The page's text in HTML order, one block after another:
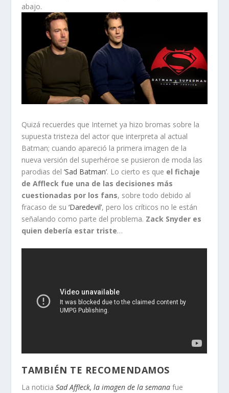
abajo.
Quizá recuerdes que Internet ya hizo bromas sobre la
supuesta tristeza del actor que interpreta al actual
Batman; cuando apareció la primera imagen de la
nueva versión del superhéroe se pusieron de moda las
parodias del‘Sad Batman’. Lo cierto es que el fichaje
de Affleck fue una de las decisiones más
cuestionadas por los fans, sobre todo debido al
fracaso de su‘Daredevil’, pero los críticos no le están
señalando como parte del problema. Zack Snyder es
quien debería estar triste…
TAMBIÉN TE RECOMENDAMOS
La noticiaSad Affleck, la imagen de la semanafue